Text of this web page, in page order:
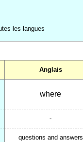
les langues
Anglais
where
-
questions and answers